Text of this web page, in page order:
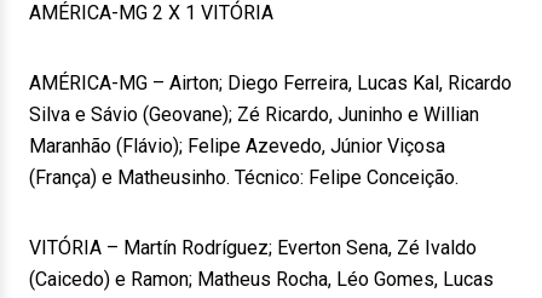
AMÉRICA-MG 2 X 1 VITÓRIA
AMÉRICA-MG – Airton; Diego Ferreira, Lucas Kal, Ricardo
Silva e Sávio (Geovane); Zé Ricardo, Juninho e Willian
Maranhão (Flávio); Felipe Azevedo, Júnior Viçosa
(França) e Matheusinho. Técnico: Felipe Conceição.
VITÓRIA – Martín Rodríguez; Everton Sena, Zé Ivaldo
(Caicedo) e Ramon; Matheus Rocha, Léo Gomes, Lucas